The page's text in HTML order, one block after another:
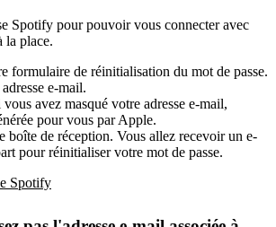
Spotify pour pouvoir vous connecter avec
la place.
formulaire de réinitialisation du mot de passe.
e-mail.
vous avez masqué votre adresse e-mail,
pour vous par Apple.
boîte de réception. Vous allez recevoir un e-
pour réinitialiser votre mot de passe.
Spotify